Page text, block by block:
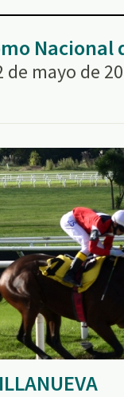
Nacional
mayo de